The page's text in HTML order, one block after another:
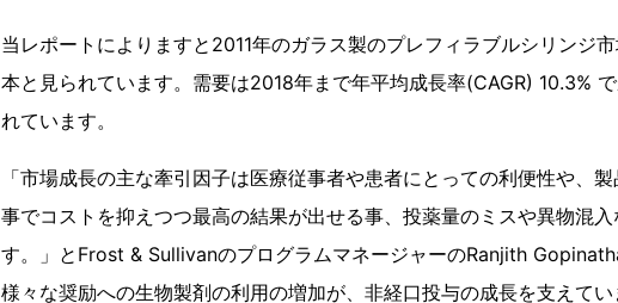
当レポートによりますと2011年のガラス製のプレフィラブルシリンジ
本と見られています。需要は2018年まで年平均成長率(CAGR) 10.3%
れています。
「市場成長の主な牽引因子は医療従事者や患者にとっての利便性や、
事でコストを抑えつつ最高の結果が出せる事、投薬量のミスや異物混
す。」とFrost & SullivanのプログラムマネージャーのRanjith
様々な奨励への生物製剤の利用の増加が、非経口投与の成長を支えてい